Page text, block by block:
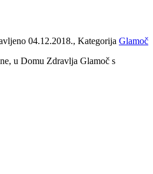
04.12.2018., Kategorija Glamoč
u Domu Zdravlja Glamoč s